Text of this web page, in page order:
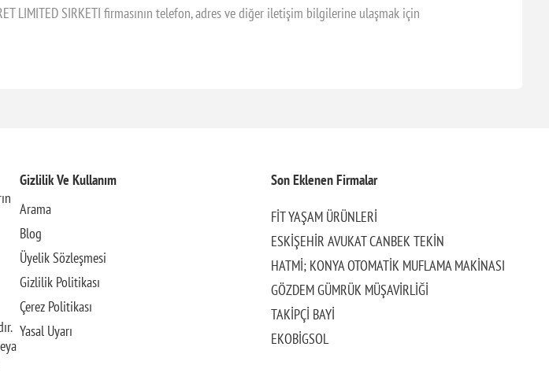
LIMITED SIRKETI firmasının telefon, adres ve diğer iletişim bilgilerine ulaşmak için
Gizlilik Ve Kullanım
Arama
Blog
Üyelik Sözleşmesi
Gizlilik Politikası
Çerez Politikası
Yasal Uyarı
Son Eklenen Firmalar
FİT YAŞAM ÜRÜNLERİ
ESKİŞEHİR AVUKAT CANBEK TEKİN
HATMİ; KONYA OTOMATİK MUFLAMA MAKİNASI
GÖZDEM GÜMRÜK MÜŞAVİRLİĞİ
TAKİPÇİ BAYİ
EKOBİGSOL